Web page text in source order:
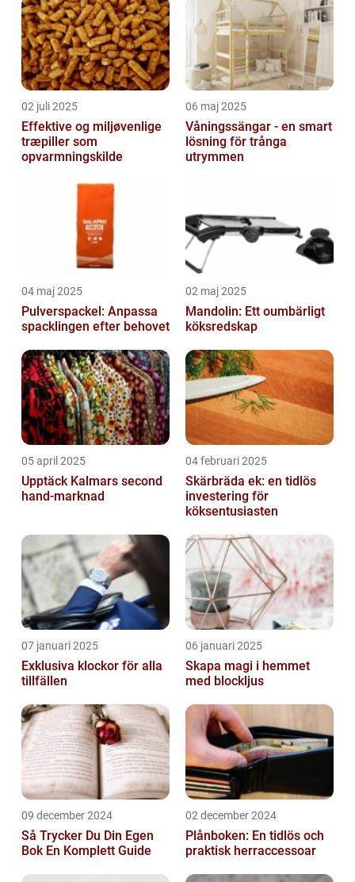
02 juli 2025
Effektive og miljøvenlige
træpiller som
opvarmningskilde
06 maj 2025
Våningssängar - en smart
lösning för trånga
utrymmen
04 maj 2025
Pulverspackel: Anpassa
spacklingen efter behovet
02 maj 2025
Mandolin: Ett oumbärligt
köksredskap
05 april 2025
Upptäck Kalmars second
hand-marknad
04 februari 2025
Skärbräda ek: en tidlös
investering för
köksentusiasten
07 januari 2025
Exklusiva klockor för alla
tillfällen
06 januari 2025
Skapa magi i hemmet
med blockljus
09 december 2024
Så Trycker Du Din Egen
Bok En Komplett Guide
02 december 2024
Plånboken: En tidlös och
praktisk herraccessoar